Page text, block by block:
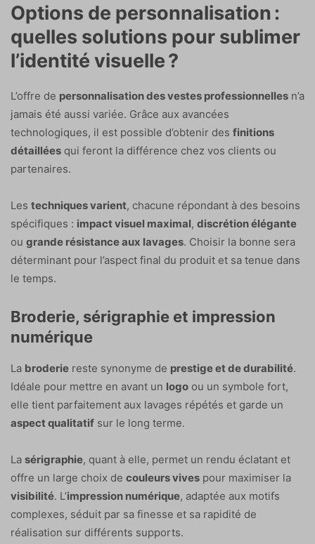
Options de personnalisation :
quelles solutions pour sublimer
l’identité visuelle ?
L’offre de personnalisation des vestes professionnelles n’a
jamais été aussi variée. Grâce aux avancées
technologiques, il est possible d’obtenir des finitions
détaillées qui feront la différence chez vos clients ou
partenaires.
Les techniques varient, chacune répondant à des besoins
spécifiques : impact visuel maximal, discrétion élégante
ou grande résistance aux lavages. Choisir la bonne sera
déterminant pour l’aspect final du produit et sa tenue dans
le temps.
Broderie, sérigraphie et impression
numérique
La broderie reste synonyme de prestige et de durabilité.
Idéale pour mettre en avant un logo ou un symbole fort,
elle tient parfaitement aux lavages répétés et garde un
aspect qualitatif sur le long terme.
La sérigraphie, quant à elle, permet un rendu éclatant et
offre un large choix de couleurs vives pour maximiser la
visibilité. L’impression numérique, adaptée aux motifs
complexes, séduit par sa finesse et sa rapidité de
réalisation sur différents supports.